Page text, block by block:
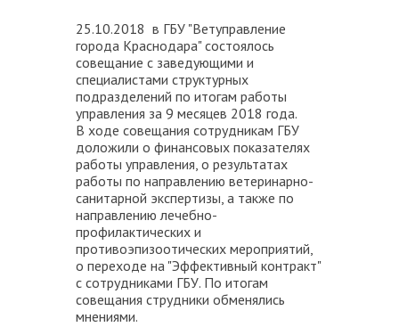
25.10.2018 в ГБУ "Ветуправление
города Краснодара" состоялось
совещание с заведующими и
специалистами структурных
подразделений по итогам работы
управления за 9 месяцев 2018 года.
В ходе совещания сотрудникам ГБУ
доложили о финансовых показателях
работы управления, о результатах
работы по направлению ветеринарно-
санитарной экспертизы, а также по
направлению лечебно-
профилактических и
противоэпизоотических мероприятий,
о переходе на "Эффективный контракт"
с сотрудниками ГБУ. По итогам
совещания струдники обменялись
мнениями.